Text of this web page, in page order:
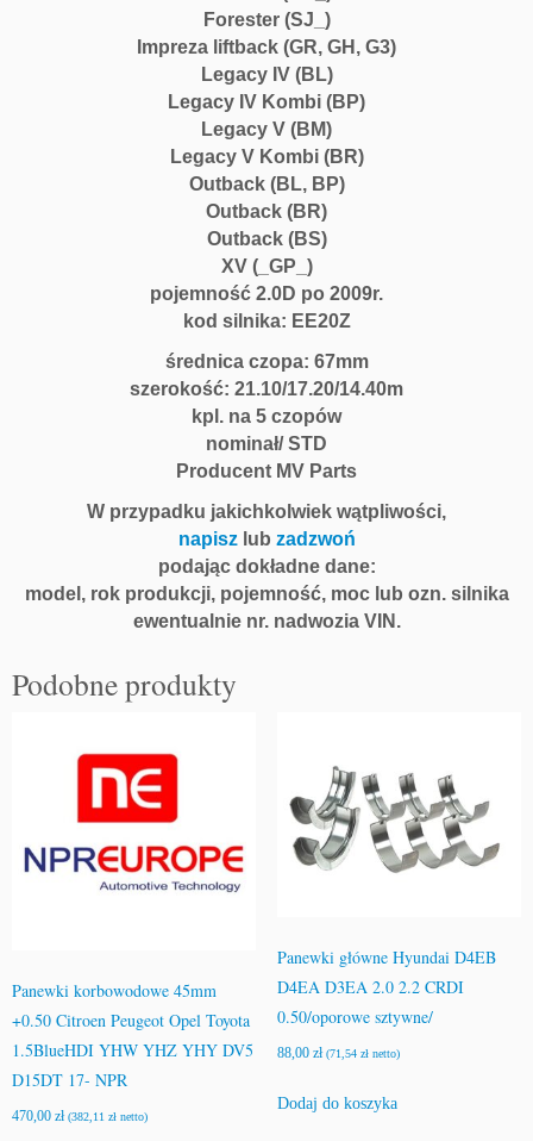
Forester (SJ_)
Impreza liftback (GR, GH, G3)
Legacy IV (BL)
Legacy IV Kombi (BP)
Legacy V (BM)
Legacy V Kombi (BR)
Outback (BL, BP)
Outback (BR)
Outback (BS)
XV (_GP_)
pojemność 2.0D po 2009r.
kod silnika: EE20Z
średnica czopa: 67mm
szerokość: 21.10/17.20/14.40m
kpl. na 5 czopów
nominał/ STD
Producent MV Parts
W przypadku jakichkolwiek wątpliwości,
napiszlub zadzwoń
podając dokładne dane:
model, rok produkcji, pojemność, moc lub ozn. silnika
ewentualnie nr. nadwozia VIN.
Podobne produkty
Panewki korbowodowe 45mm
+0.50 Citroen Peugeot Opel Toyota
1.5BlueHDI YHW YHZ YHY DV5
D15DT 17- NPR
470,00 zł (382,11 zł netto)
Panewki główne Hyundai D4EB
D4EA D3EA 2.0 2.2 CRDI
0.50/oporowe sztywne/
88,00 zł (71,54 złnetto)
Dodaj do koszyka